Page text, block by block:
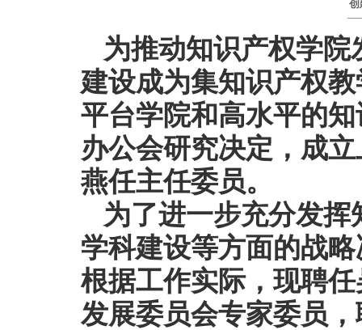
为推动知识产权学
建设成为集知识产权
平台学院和高水平的
办公会研究决定，成
燕任主任委员。
为了进一步充分发
学科建设等方面的战
根据工作实际，现聘
发展委员会专家委员